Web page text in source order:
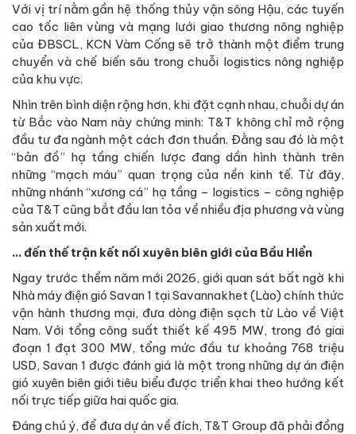
Với vị trí nằm gần hệ thống thủy vận sông Hậu, các tuyến
cao tốc liên vùng và mạng lưới giao thương nông nghiệp
của ĐBSCL, KCN Vàm Cống sẽ trở thành một điểm trung
chuyển và chế biến sâu trong chuỗi logistics nông nghiệp
của khu vực.
Nhìn trên bình diện rộng hơn, khi đặt cạnh nhau, chuỗi dự án
từ Bắc vào Nam này chứng minh: T&T không chỉ mở rộng
đầu tư đa ngành một cách đơn thuần. Đằng sau đó là một
“bản đồ” hạ tầng chiến lược đang dần hình thành trên
những “mạch máu” quan trọng của nền kinh tế. Từ đây,
những nhánh “xương cá” hạ tầng – logistics – công nghiệp
của T&T cũng bắt đầu lan tỏa về nhiều địa phương và vùng
sản xuất mới.
… đến thế trận kết nối xuyên biên giới của Bầu Hiển
Ngay trước thềm năm mới 2026, giới quan sát bất ngờ khi
Nhà máy điện gió Savan 1 tại Savannakhet (Lào) chính thức
vận hành thương mại, đưa dòng điện sạch từ Lào về Việt
Nam. Với tổng công suất thiết kế 495 MW, trong đó giai
đoạn 1 đạt 300 MW, tổng mức đầu tư khoảng 768 triệu
USD, Savan 1 được đánh giá là một trong những dự án điện
gió xuyên biên giới tiêu biểu được triển khai theo hướng kết
nối trực tiếp giữa hai quốc gia.
Đáng chú ý, để đưa dự án về đích, T&T Group đã phải đồng